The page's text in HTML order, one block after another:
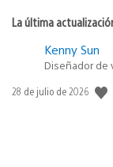
La última
Kenny Sun
Diseñador de
Fecha
28 de julio de 2026